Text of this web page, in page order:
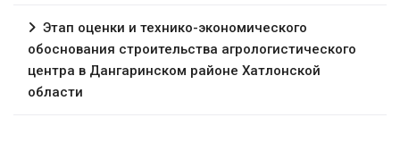
Этап оценки и технико-экономического
обоснования строительства агрологистического
центра в Дангаринском районе Хатлонской
области